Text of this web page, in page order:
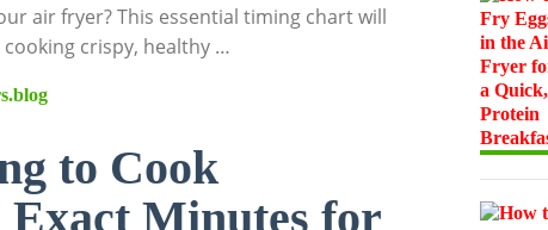
air fryer? This essential timing chart will
crispy, healthy …
to Cook
Exact Minutes for